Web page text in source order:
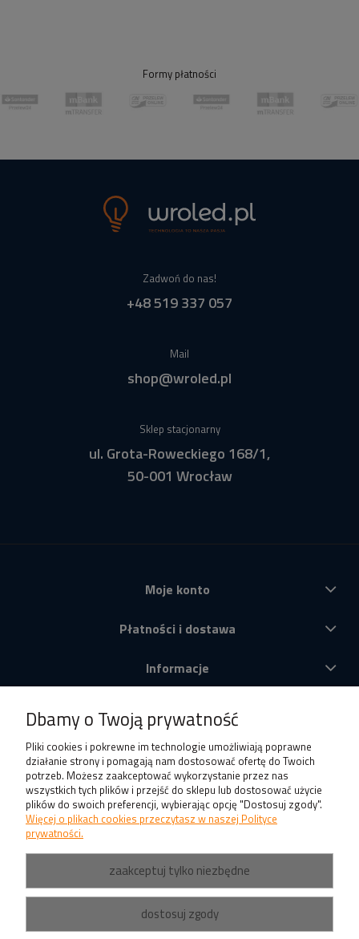
Formy płatności
Zadwoń do nas!
+48 519 337 057
Mail
shop@wroled.pl
Sklep stacjonarny
ul. Grota-Roweckiego 168/1,
50-001 Wrocław
Moje konto
Płatności i dostawa
Informacje
Produkty
Dbamy o Twoją prywatność
Pliki cookies i pokrewne im technologie umożliwiają poprawne
działanie strony i pomagają nam dostosować ofertę do Twoich
potrzeb. Możesz zaakceptować wykorzystanie przez nas
wszystkich tych plików i przejść do sklepu lub dostosować użycie
plików do swoich preferencji, wybierając opcję "Dostosuj zgody".
Więcej o plikach cookies przeczytasz w naszej Polityce
prywatności.
zaakceptuj tylko niezbędne
dostosuj zgody